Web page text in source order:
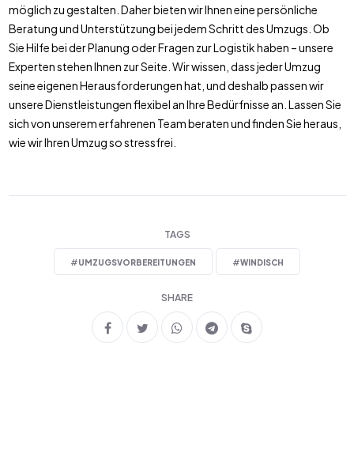
möglich zu gestalten. Daher bieten wir Ihnen eine persönliche
Beratung und Unterstützung bei jedem Schritt des Umzugs. Ob
Sie Hilfe bei der Planung oder Fragen zur Logistik haben – unsere
Experten stehen Ihnen zur Seite. Wir wissen, dass jeder Umzug
seine eigenen Herausforderungen hat, und deshalb passen wir
unsere Dienstleistungen flexibel an Ihre Bedürfnisse an. Lassen Sie
sich von unserem erfahrenen Team beraten und finden Sie heraus,
wie wir Ihren Umzug so stressfrei.
TAGS
#UMZUGSVORBEREITUNGEN #WINDISCH
SHARE